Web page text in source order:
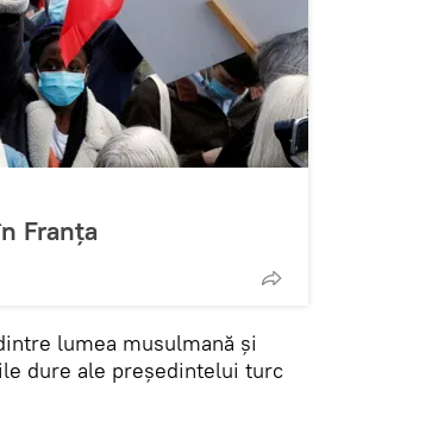
Franța
lumea musulmană și
dure ale președintelui turc